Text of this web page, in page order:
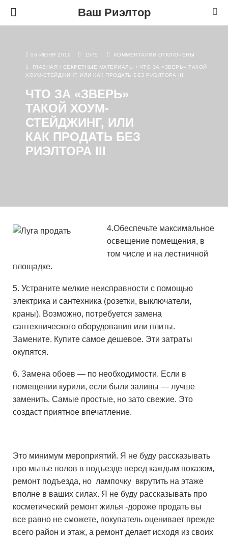
Ваш Риэлтор
06 ИЮНЯ 2019 1575 КОММЕНТАРИИ ОТКЛЮЧЕНЫ
ГЛАВНАЯ / СЕКРЕТНЫЕ МАТЕРИАЛЫ / ЧТО ЗА «ЗВЕРЬ» ТАКОЙ
ХОУМ-СТЕЙДЖИНГ, ИЛИ КАК ПРОДАТЬ БЕЗ РИЭЛТОРА III
ЧТО ЗА «ЗВЕРЬ»
ТАКОЙ ХОУМ-
СТЕЙДЖИНГ, ИЛИ
КАК ПРОДАТЬ БЕЗ
РИЭЛТОРА III
4.Обеспечьте максимальное
освещение помещения, в
том числе и на лестничной
площадке.
5. Устраните мелкие неисправности с помощью
электрика и сантехника (розетки, выключатели,
краны). Возможно, потребуется замена
сантехнического оборудования или плиты.
Замените. Купите самое дешевое. Эти затраты
окупятся.
6. Замена обоев — по необходимости. Если в
помещении курили, если были заливы — лучше
заменить. Самые простые, но зато свежие. Это
создаст приятное впечатление.
Это минимум мероприятий. Я не буду рассказывать
про мытье полов в подъезде перед каждым показом,
ремонт подъезда, но лампочку вкрутить на этаже
вполне в ваших силах. Я не буду рассказывать про
косметический ремонт жилья -дороже продать вы
все равно не сможете, покупатель оценивает прежде
всего район и этаж, а ремонт делает исходя из своих